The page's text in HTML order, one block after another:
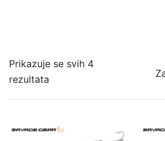
Prikazuje se svih 4
rezultata